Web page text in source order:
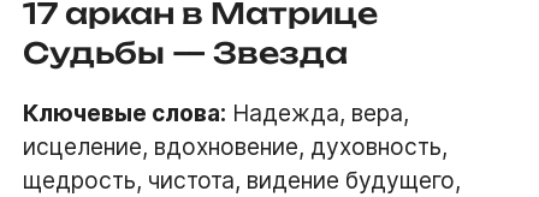
17 аркан в Матрице
Судьбы — Звезда
Ключевые слова: Надежда, вера,
исцеление, вдохновение, духовность,
щедрость, чистота, видение будущего,